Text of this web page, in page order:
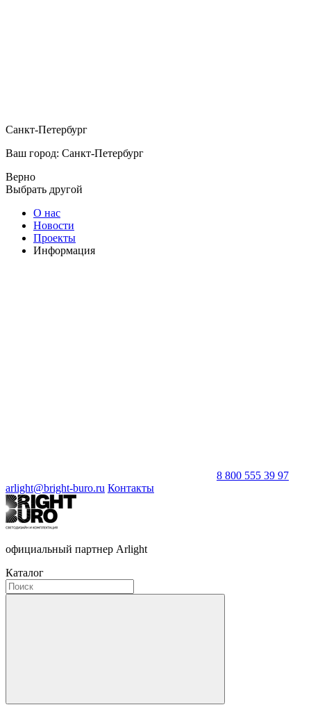
Санкт-Петербург
Ваш город: Санкт-Петербург
Верно
Выбрать другой
О нас
Новости
Проекты
Информация
8 800 555 39 97
arlight@bright-buro.ru Контакты
официальный партнер Arlight
Каталог